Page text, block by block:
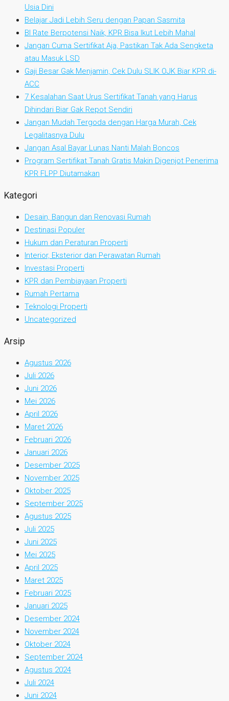
Usia Dini
Belajar Jadi Lebih Seru dengan Papan Sasmita
BI Rate Berpotensi Naik, KPR Bisa Ikut Lebih Mahal
Jangan Cuma Sertifikat Aja, Pastikan Tak Ada Sengketa
atau Masuk LSD
Gaji Besar Gak Menjamin, Cek Dulu SLIK OJK Biar KPR di-
ACC
7 Kesalahan Saat Urus Sertifikat Tanah yang Harus
Dihindari Biar Gak Repot Sendiri
Jangan Mudah Tergoda dengan Harga Murah, Cek
Legalitasnya Dulu
Jangan Asal Bayar Lunas Nanti Malah Boncos
Program Sertifikat Tanah Gratis Makin Digenjot Penerima
KPR FLPP Diutamakan
Kategori
Desain, Bangun dan Renovasi Rumah
Destinasi Populer
Hukum dan Peraturan Properti
Interior, Eksterior dan Perawatan Rumah
Investasi Properti
KPR dan Pembiayaan Properti
Rumah Pertama
Teknologi Properti
Uncategorized
Arsip
Agustus 2026
Juli 2026
Juni 2026
Mei 2026
April 2026
Maret 2026
Februari 2026
Januari 2026
Desember 2025
November 2025
Oktober 2025
September 2025
Agustus 2025
Juli 2025
Juni 2025
Mei 2025
April 2025
Maret 2025
Februari 2025
Januari 2025
Desember 2024
November 2024
Oktober 2024
September 2024
Agustus 2024
Juli 2024
Juni 2024